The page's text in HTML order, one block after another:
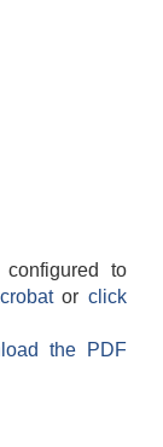
to
orclick
the PDF